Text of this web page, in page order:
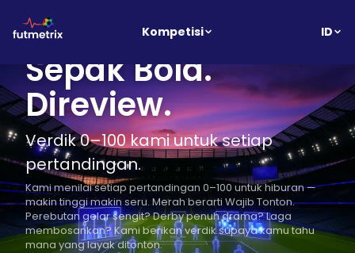
Kompetisi ID
Sepak Bola.
Direview.
Verdik 0–100 kami untuk setiap
pertandingan.
Kami menilai setiap pertandingan 0–100 untuk hiburan —
makin tinggi makin seru. Merah berarti Wajib Tonton.
Perebutan gelar sengit? Derby penuh drama? Laga
membosankan? Kami berikan verdik supaya kamu tahu
mana yang layak ditonton.